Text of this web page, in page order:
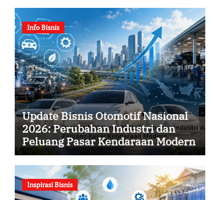
Info Bisnis
Update Bisnis Otomotif Nasional
2026: Perubahan Industri dan
Peluang Pasar Kendaraan Modern
Inspirasi Bisnis